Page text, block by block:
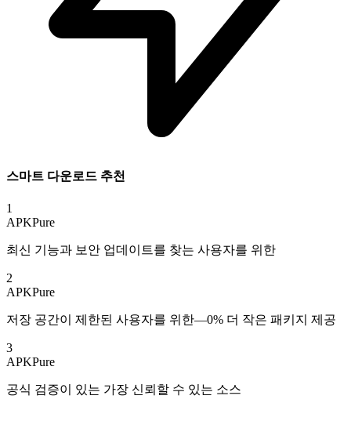
스마트 다운로드 추천
1
APKPure
최신 기능과 보안 업데이트를 찾는 사용자를 위한
2
APKPure
저장 공간이 제한된 사용자를 위한—0% 더 작은 패키지 제공
3
APKPure
공식 검증이 있는 가장 신뢰할 수 있는 소스